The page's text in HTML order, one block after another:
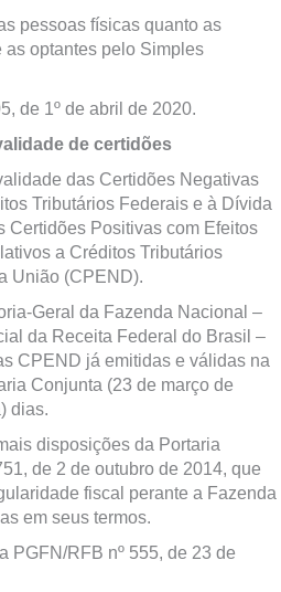
pessoas físicas quanto as
optantes pelo Simples
de 1º de abril de 2020.
de certidões
das Certidões Negativas
Tributários Federais e à Dívida
Certidões Positivas com Efeitos
a Créditos Tributários
União (CPEND).
Geral da Fazenda Nacional –
da Receita Federal do Brasil –
CPEND já emitidas e válidas na
Conjunta (23 de março de
dias.
disposições da Portaria
de 2 de outubro de 2014, que
fiscal perante a Fazenda
em seus termos.
PGFN/RFB nº 555, de 23 de